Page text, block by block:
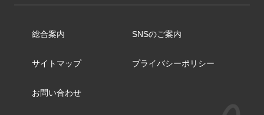
総合案内 SNSのご案内
サイトマップ プライバシーポリシー
お問い合わせ